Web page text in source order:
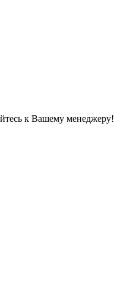
к Вашему менеджеру!